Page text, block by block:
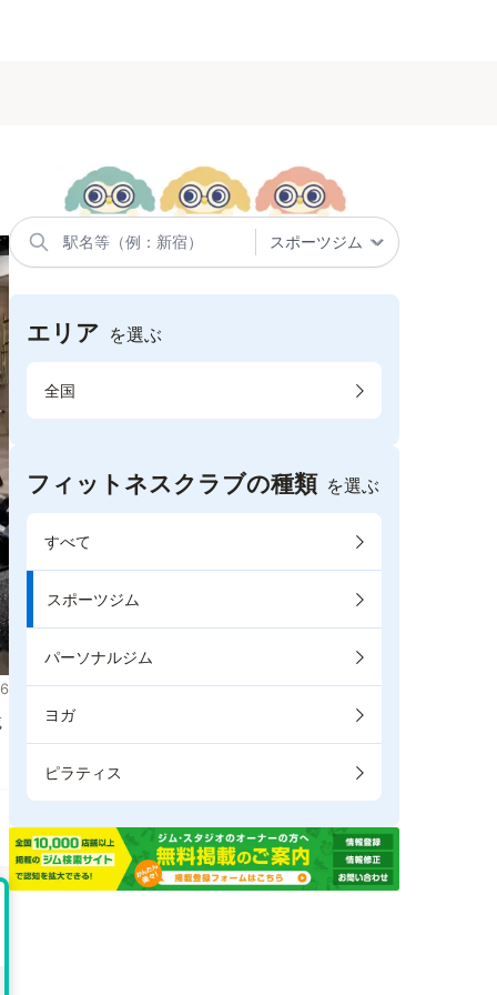
エリア を選ぶ
全国
フィットネスクラブの種類 を選ぶ
すべて
スポーツジム
パーソナルジム
ヨガ
ピラティス